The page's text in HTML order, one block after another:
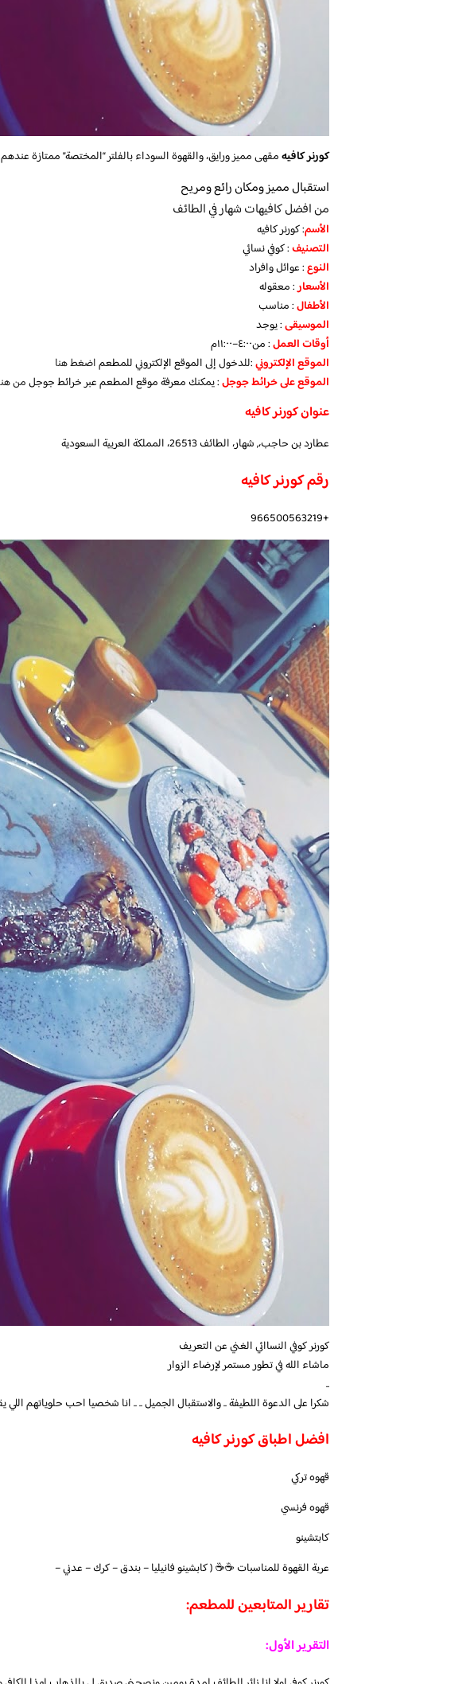
كورنر كافيهمقهى مميز ورايق، والقهوة السوداء بالفلتر “المختصة” ممتازة
استقبال مميز ومكان رائع ومريح
من افضل كافيهات شهار في الطائف
الأسم: كورنر كافيه
التصنيف: كوفي نسائي
النوع: عوائل وافراد
الأسعار: معقوله
الأطفال: مناسب
الموسيقى: يوجد
أوقات العمل: من٤:٠٠–١١:٠٠م
الموقع الإلكتروني:للدخول إلى الموقع الإلكتروني للمطعماضغط هنا
الموقع على خرائط جوجل: يمكنك معرفة موقع المطعم عبر خرائط جوجلمن
عنوان كورنر كافيه
عطارد بن حاجب،, شهار، الطائف 26513، المملكة العربية السعودية
رقم كورنر كافيه
+966500563219
كورنر كوفي النساائي الغني عن التعريف
ماشاء الله في تطور مستمر لإرضاء الزوار
..
شكرا على الدعوة اللطيفة .. والاستقبال الجميل .. .. انا شخصيا احب حلوياتهم اللي
افضل اطباق كورنر كافيه
قهوه تركي
قهوه فرنسي
كابتشينو
عربة القهوة للمناسبات ☕️☕️ ( كابشينو فانيليا – بندق – كرك – عدني –
تقارير المتابعين للمطعم:
التقرير الأول: